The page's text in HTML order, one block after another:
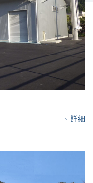
詳細